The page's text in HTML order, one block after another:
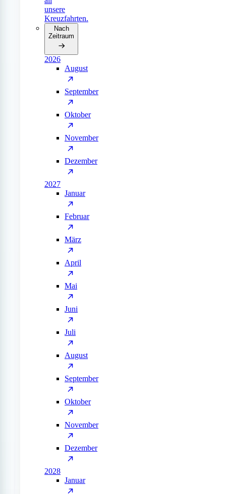
unsere
Kreuzfahrten.
Nach
Zeitraum
2026
August
September
Oktober
November
Dezember
2027
Januar
Februar
März
April
Mai
Juni
Juli
August
September
Oktober
November
Dezember
2028
Januar